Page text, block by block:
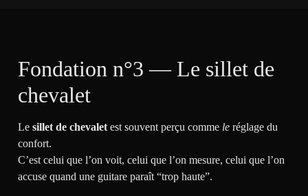
Fondation n°3 — Le sillet de
chevalet
Le sillet de chevalet est souvent perçu comme le réglage du
confort.
C’est celui que l’on voit, celui que l’on mesure, celui que l’on
accuse quand une guitare paraît “trop haute”.